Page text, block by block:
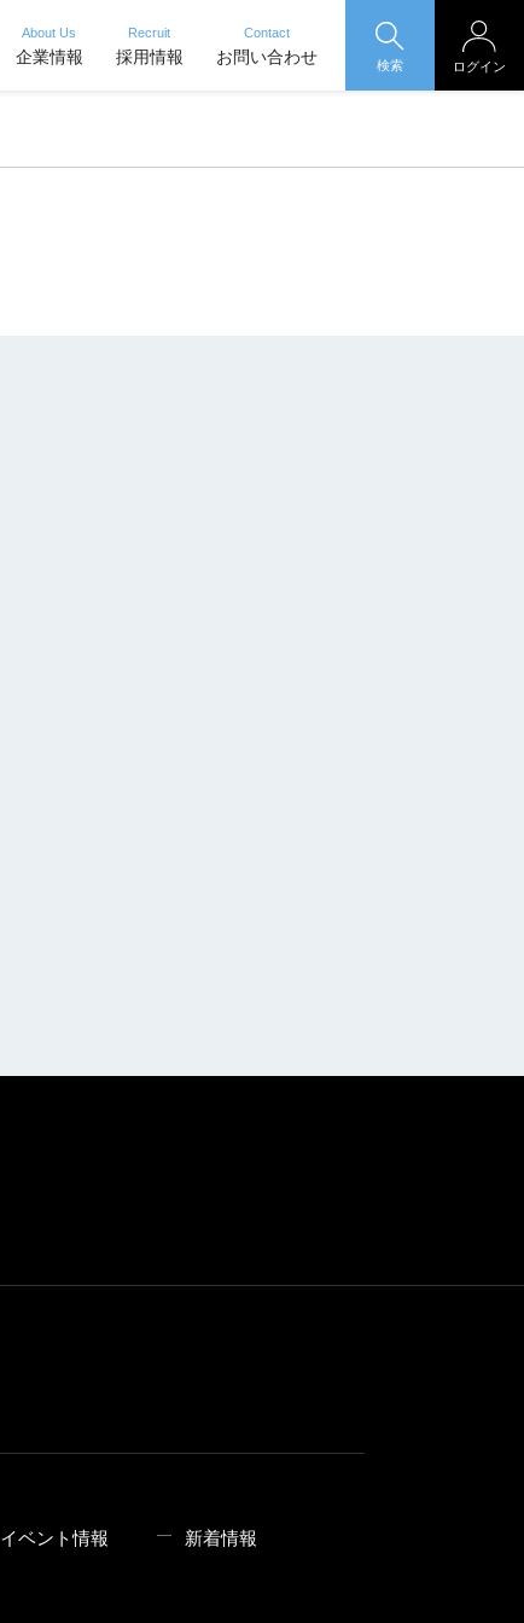
About Us
企業情報
Recruit
採用情報
Contact
お問い合わせ 検索 ログイン
イベント情報 新着情報